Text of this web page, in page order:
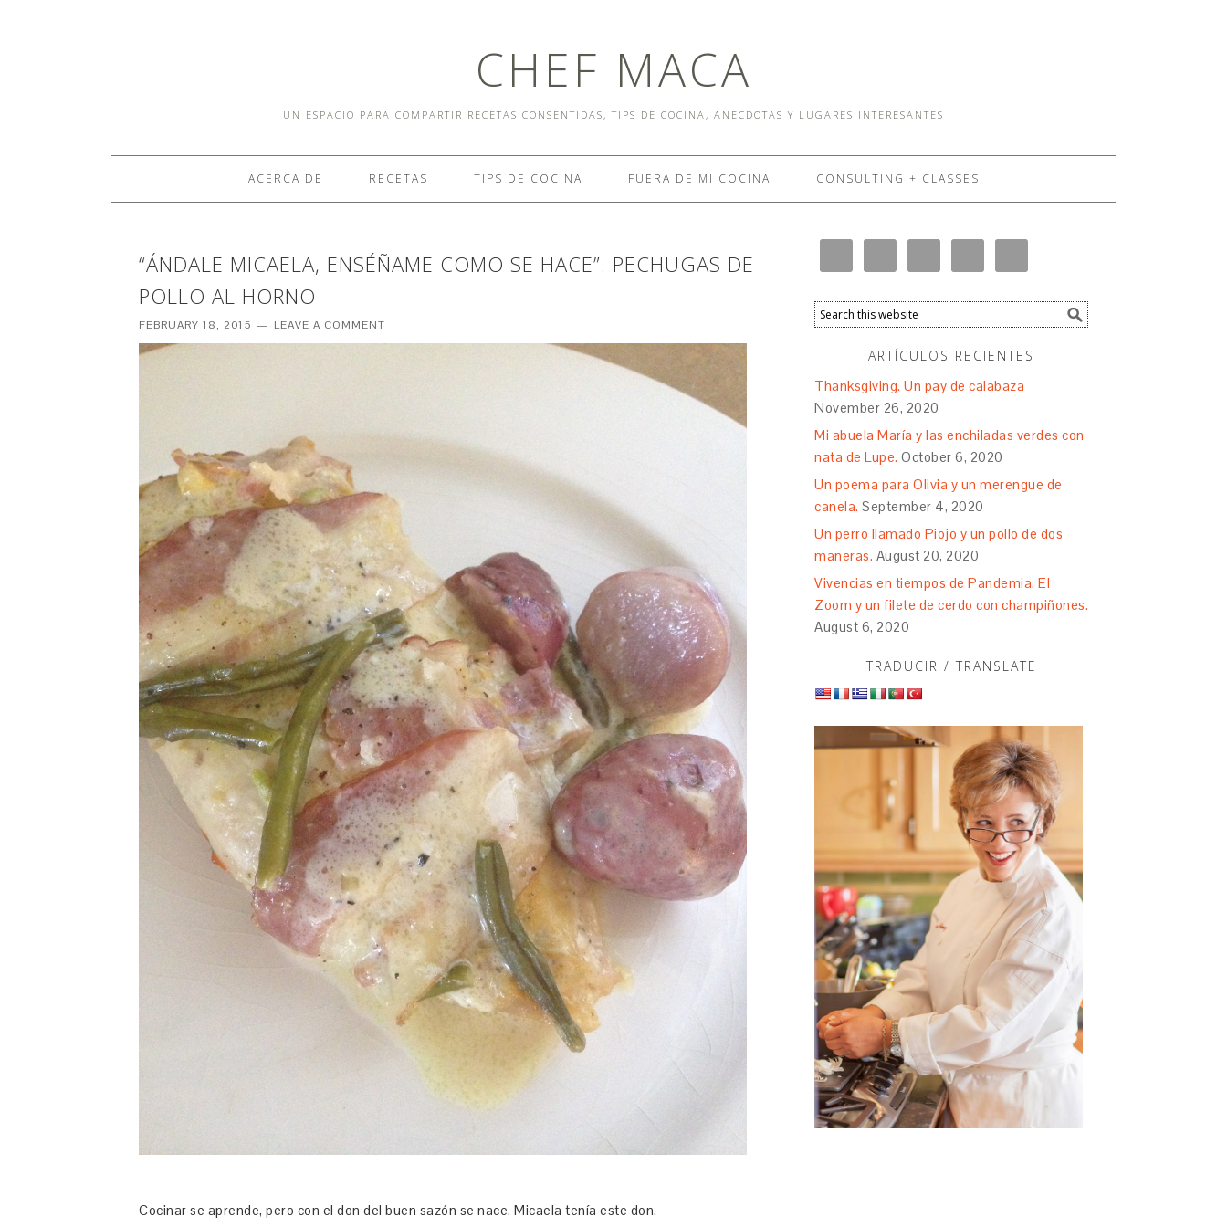
CHEF MACA
UN ESPACIO PARA COMPARTIR RECETAS CONSENTIDAS, TIPS DE COCINA, ANECDOTAS Y LUGARES INTERESANTES
ACERCA DE RECETAS TIPS DE COCINA FUERA DE MI COCINA CONSULTING + CLASSES
“ÁNDALE MICAELA, ENSÉÑAME COMO SE HACE”. PECHUGAS DE
POLLO AL HORNO
FEBRUARY 18, 2015 LEAVE A COMMENT
Cocinar se aprende, pero con el don del buen sazón se nace. Micaela tenía este don.
ARTÍCULOS RECIENTES
Thanksgiving. Un pay de calabaza
November 26, 2020
Mi abuela María y las enchiladas verdes con
nata de Lupe. October 6, 2020
Un poema para Olivia y un merengue de
canela. September 4, 2020
Un perro llamado Piojo y un pollo de dos
maneras. August 20, 2020
Vivencias en tiempos de Pandemia. El
Zoom y un filete de cerdo con champiñones.
August 6, 2020
TRADUCIR / TRANSLATE